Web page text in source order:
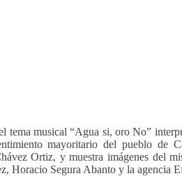
tema musical “Agua si, oro No”
mayoritario del pueblo de
Ortiz, y muestra imágenes del
Horacio Segura Abanto y la agencia